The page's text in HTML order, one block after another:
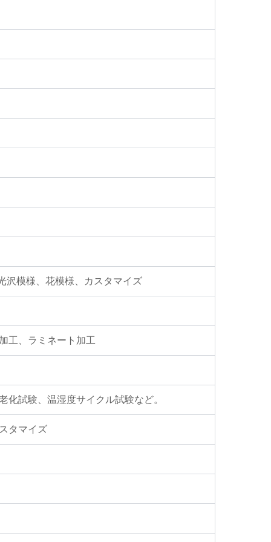
沢模様、花模様、カスタマイズ
工、ラミネート加工
試験、温湿度サイクル試験など。
タマイズ